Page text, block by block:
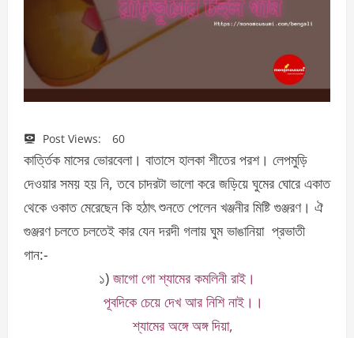
Post Views: 60
কার্ত্তিক মাসের ভোরবেলা। বাতাসে হালকা শীতের পরশ। লেপমুড়ি
দেওয়ার সময় হয় নি, তবে চাদরটা ভালো করে জড়িয়ে ঘুমের ঘোরে একাত
থেকে ওকাত মেরেছেন কি হঠাৎ শুনতে পেলেন খঞ্জনীর মিষ্টি গুঞ্জরণ। ঐ
গুঞ্জরণ চলতে চলতেই কার যেন দরদী গলায় ঘুম ভাঙানিয়া প্রভাতী
গান:-
১) জাগো গো শ্যামের কমলিনী রাই।
পূবদিকে চেয়ে দেখ আর নিশি নাই।।
শ্যামের অঙ্গে অঙ্গ দিয়া,